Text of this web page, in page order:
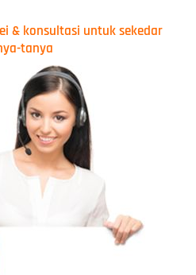
& konsultasi untuk sekedar
tanya